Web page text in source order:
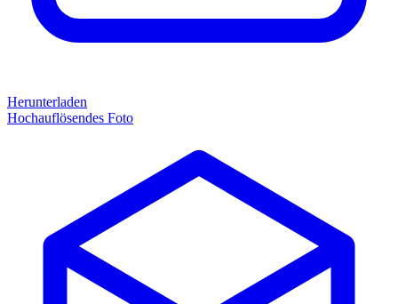
Herunterladen
Hochauflösendes Foto